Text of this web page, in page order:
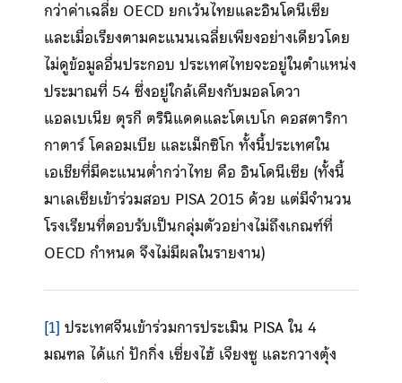
กว่าค่าเฉลี่ย OECD ยกเว้นไทยและอินโดนีเซีย
และเมื่อเรียงตามคะแนนเฉลี่ยเพียงอย่างเดียวโดย
ไม่ดูข้อมูลอื่นประกอบ ประเทศไทยจะอยู่ในตำแหน่ง
ประมาณที่ 54 ซึ่งอยู่ใกล้เคียงกับมอลโดวา
แอลเบเนีย ตุรกี ตรินิแดดและโตเบโก คอสตาริกา
กาตาร์ โคลอมเบีย และเม็กซิโก ทั้งนี้ประเทศใน
เอเชียที่มีคะแนนต่ำกว่าไทย คือ อินโดนีเซีย (ทั้งนี้
มาเลเซียเข้าร่วมสอบ PISA 2015 ด้วย แต่มีจำนวน
โรงเรียนที่ตอบรับเป็นกลุ่มตัวอย่างไม่ถึงเกณฑ์ที่
OECD กำหนด จึงไม่มีผลในรายงาน)
[1] ประเทศจีนเข้าร่วมการประเมิน PISA ใน 4
มณฑล ได้แก่ ปักกิ่ง เซี่ยงไฮ้ เจียงซู และกวางตุ้ง